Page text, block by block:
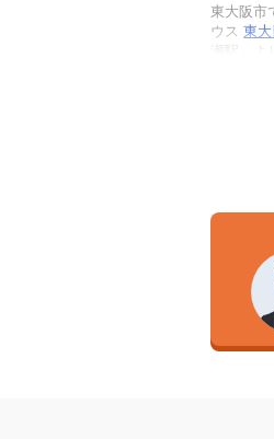
東大阪市
ウス東
瀬駅」よ
火葬式